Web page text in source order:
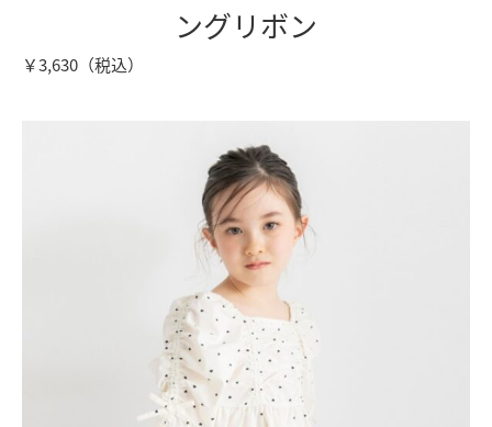
ングリボン
￥3,630（税込）